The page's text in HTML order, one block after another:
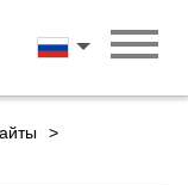
Русский